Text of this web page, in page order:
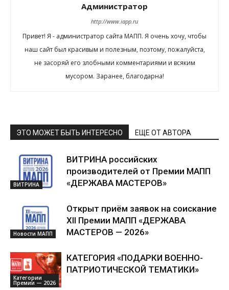
Администратор
http://www.iapp.ru
Привет! Я - администратор сайта МАПП. Я очень хочу, чтобы
наш сайт был красивым и полезным, поэтому, пожалуйста,
не засоряй его злобными комментариями и всяким
мусором. Заранее, благодарна!
ЭТО МОЖЕТ БЫТЬ ИНТЕРЕСНО ЕЩЕ ОТ АВТОРА
ВИТРИНА
ВИТРИНА российских
производителей от Премии МАПП
«ДЕРЖАВА МАСТЕРОВ»
Новости МАПП
Открыт приём заявок на соискание
XII Премии МАПП «ДЕРЖАВА
МАСТЕРОВ — 2026»
Категории
Премии — 2026
КАТЕГОРИЯ «ПОДАРКИ ВОЕННО-
ПАТРИОТИЧЕСКОЙ ТЕМАТИКИ»